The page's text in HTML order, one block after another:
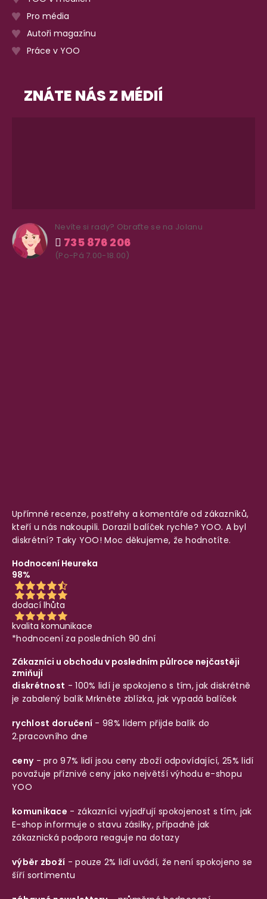
Pro média
Autoři magazínu
Práce v YOO
ZNÁTE NÁS Z MÉDIÍ
Nevíte si rady? Obraťte se na Jolanu
735 876 206
(Po-Pá 7.00-18.00)
Upřímné recenze, postřehy a komentáře od zákazníků,
kteří u nás nakoupili. Dorazil balíček rychle? YOO. A byl
diskrétní? Taky YOO! Moc děkujeme, že hodnotíte.
Hodnocení Heureka
98%
dodací lhůta
kvalita komunikace
*hodnocení za posledních 90 dní
Zákazníci u obchodu v posledním půlroce nejčastěji
zmiňují
diskrétnost - 100% lidí je spokojeno s tím, jak diskrétně
je zabalený balíkMrkněte zblízka, jak vypadá balíček
rychlost doručení - 98% lidem přijde balík do
2.pracovního dne
ceny- pro 97% lidí jsou ceny zboží odpovídající, 25% lidí
považuje příznivé ceny jako největší výhodu e-shopu
YOO
komunikace - zákazníci vyjadřují spokojenost s tím, jak
E-shop informuje o stavu zásilky, případně jak
zákaznická podpora reaguje na dotazy
výběr zboží - pouze 2% lidí uvádí, že není spokojeno se
šíří sortimentu